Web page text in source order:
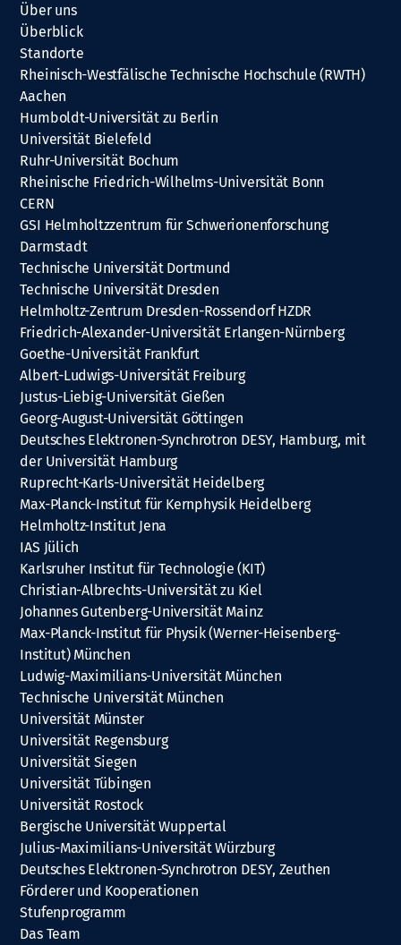
Über uns
Überblick
Standorte
Rheinisch-Westfälische Technische Hochschule (RWTH)
Aachen
Humboldt-Universität zu Berlin
Universität Bielefeld
Ruhr-Universität Bochum
Rheinische Friedrich-Wilhelms-Universität Bonn
CERN
GSI Helmholtzzentrum für Schwerionenforschung
Darmstadt
Technische Universität Dortmund
Technische Universität Dresden
Helmholtz-Zentrum Dresden-Rossendorf HZDR
Friedrich-Alexander-Universität Erlangen-Nürnberg
Goethe-Universität Frankfurt
Albert-Ludwigs-Universität Freiburg
Justus-Liebig-Universität Gießen
Georg-August-Universität Göttingen
Deutsches Elektronen-Synchrotron DESY, Hamburg, mit
der Universität Hamburg
Ruprecht-Karls-Universität Heidelberg
Max-Planck-Institut für Kernphysik Heidelberg
Helmholtz-Institut Jena
IAS Jülich
Karlsruher Institut für Technologie (KIT)
Christian-Albrechts-Universität zu Kiel
Johannes Gutenberg-Universität Mainz
Max-Planck-Institut für Physik (Werner-Heisenberg-
Institut) München
Ludwig-Maximilians-Universität München
Technische Universität München
Universität Münster
Universität Regensburg
Universität Siegen
Universität Tübingen
Universität Rostock
Bergische Universität Wuppertal
Julius-Maximilians-Universität Würzburg
Deutsches Elektronen-Synchrotron DESY, Zeuthen
Förderer und Kooperationen
Stufenprogramm
Das Team